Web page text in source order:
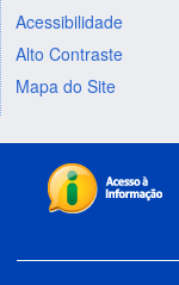
Acessibilidade
Alto Contraste
Mapa do Site